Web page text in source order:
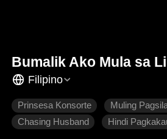
Bumalik Ako Mula sa
Filipino
Prinsesa Konsorte
Muling
Chasing Husband
Hindi